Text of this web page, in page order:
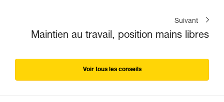
Suivant
Maintien au travail, position mains libres
Voir tous les conseils